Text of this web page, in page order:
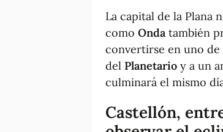
La capital de la Plana
como Onda también
convertirse en uno de
del Planetario y a un
culminará el mismo
Castellón,